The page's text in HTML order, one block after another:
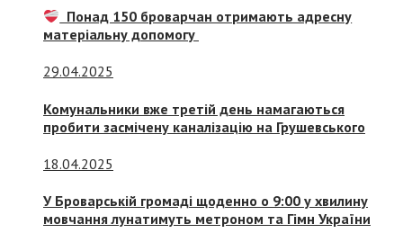
Понад 150 броварчан отримають адресну
матеріальну допомогу
29.04.2025
Комунальники вже третій день намагаються
пробити засмічену каналізацію на Грушевського
18.04.2025
У Броварській громаді щоденно о 9:00 у хвилину
мовчання лунатимуть метроном та Гімн України